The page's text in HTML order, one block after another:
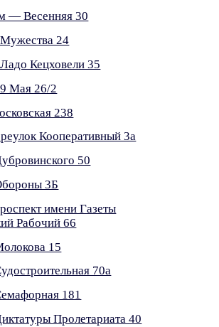
— Весенняя 30
24
Кецховели 35
Мая 26/2
238
Кооперативный 3а
50
3Б
имени Газеты
Рабочий 66
15
70а
181
Пролетариата 40